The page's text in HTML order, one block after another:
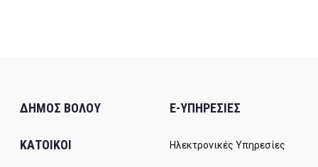
ΔΗΜΟΣ ΒΟΛΟΥ
ΚΑΤΟΙΚΟΙ
E-ΥΠΗΡΕΣΙΕΣ
Ηλεκτρονικές Υπηρεσίες